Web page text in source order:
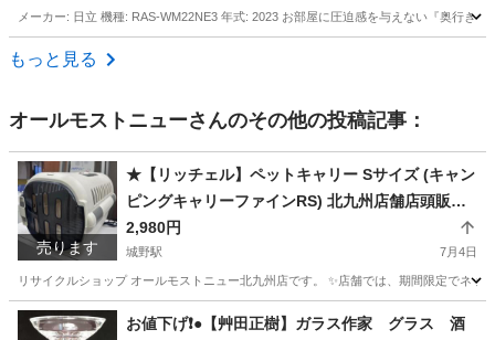
メーカー: 日立 機種: RAS-WM22NE3 年式: 2023 お部屋に圧迫感を与えない『奥行き
福岡 福岡市
もっと見る
オールモストニューさんのその他の投稿記事：
売ります
★【リッチェル】ペットキャリー Sサイズ (キャン
ピングキャリーファインRS) 北九州店舗店頭販売
のみ
2,980円
城野駅 7月4日
リサイクルショップ オールモストニュー北九州店です。 ✨️店舗では、期間限定でネ
福岡 北九州市 城野駅 その他 商品
お値下げ❗️●【艸田正樹】ガラス作家 グラス 酒